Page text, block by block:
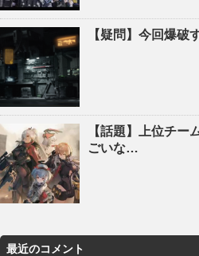
【疑問】今回爆破
【話題】上位チー
ごいな…
最近のコメント